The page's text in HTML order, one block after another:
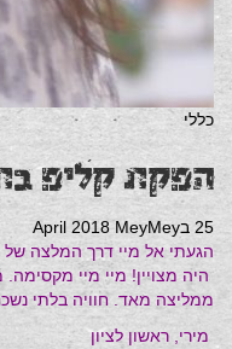
כללי
הפקת קליפ
25 בApril 2018
MeyMey
הגעתי אל מיי דרך המלצה של
היה מצויין! מיי מיי
ממליצה מאד. חוויה בלתי
מירי, ראשון לציון